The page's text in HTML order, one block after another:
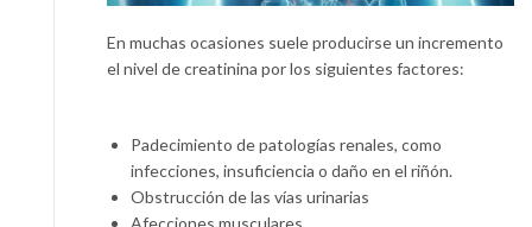
En muchas ocasiones suele producirse un incremento
el nivel de creatinina por los siguientes factores:
Padecimiento de patologías renales, como
infecciones, insuficiencia o daño en el riñón.
Obstrucción de las vías urinarias
Afecciones musculares